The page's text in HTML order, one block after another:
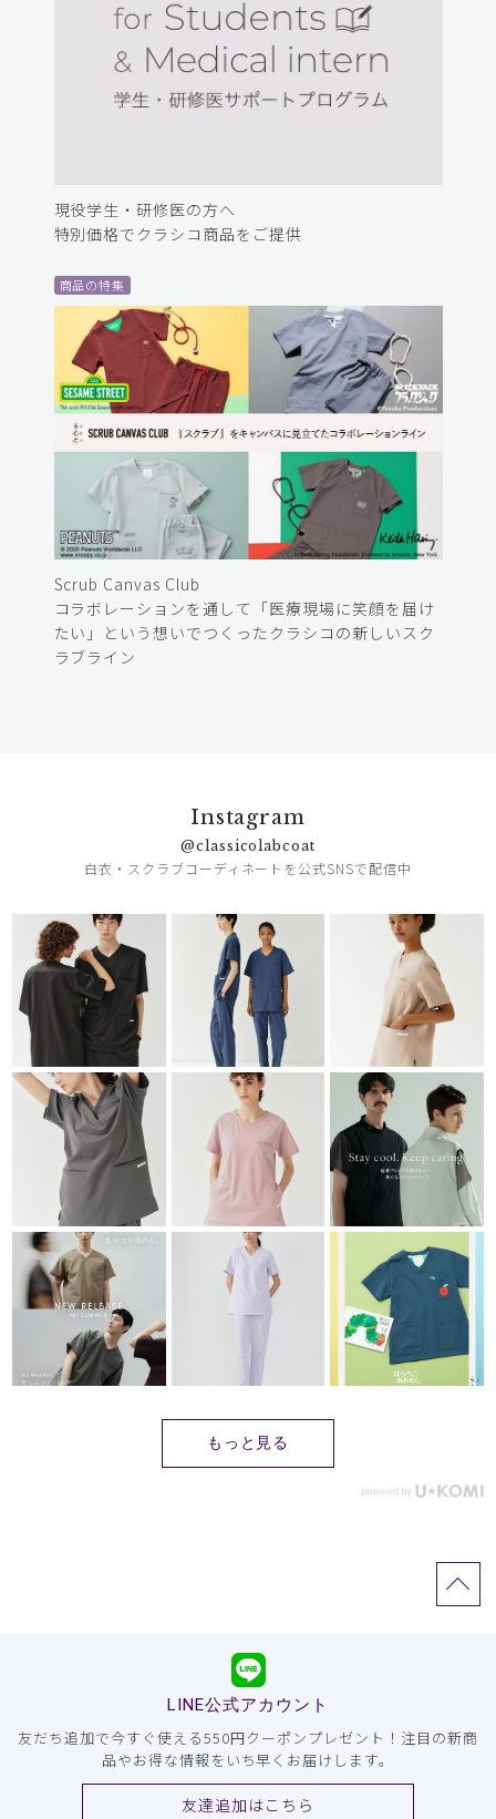
現役学生・研修医の方へ
特別価格でクラシコ商品をご提供
商品の特集
Scrub Canvas Club
コラボレーションを通して「医療現場に笑顔を届け
たい」という想いでつくったクラシコの新しいスク
ラブライン
Instagram
@classicolabcoat
白衣・スクラブコーディネートを公式SNSで配信中
もっと見る
LINE公式アカウント
友だち追加で今すぐ使える550円クーポンプレゼント！注目の新商
品やお得な情報をいち早くお届けします。
友達追加はこちら